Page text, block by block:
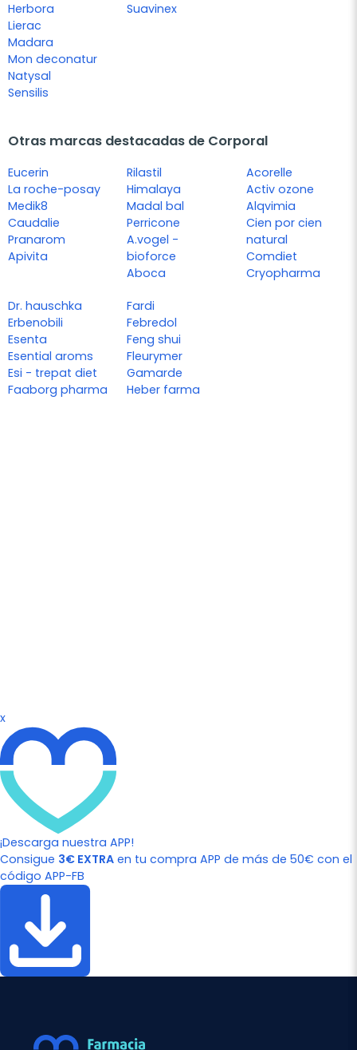
Herbora
Lierac
Madara
Mon deconatur
Natysal
Sensilis
Suavinex
Otras marcas destacadas de Corporal
Eucerin
La roche-posay
Medik8
Caudalie
Pranarom
Apivita
Rilastil
Himalaya
Madal bal
Perricone
A.vogel -
bioforce
Aboca
Acorelle
Activ ozone
Alqvimia
Cien por cien
natural
Comdiet
Cryopharma
Dr. hauschka
Erbenobili
Esenta
Esential aroms
Esi - trepat diet
Faaborg pharma
Fardi
Febredol
Feng shui
Fleurymer
Gamarde
Heber farma
x
¡Descarga nuestra APP!
Consigue 3€ EXTRA en tu compra APP de más de 50€ con el
código APP-FB